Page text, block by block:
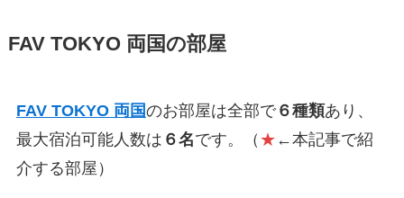
FAV TOKYO 両国の部屋
FAV TOKYO 両国のお部屋は全部で６種類あり、
最大宿泊可能人数は ６名です。（ ★ ←本記事で紹
介する部屋）